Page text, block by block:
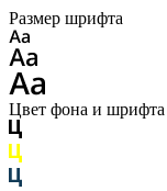
Размер шрифта
Цвет фона и шрифта